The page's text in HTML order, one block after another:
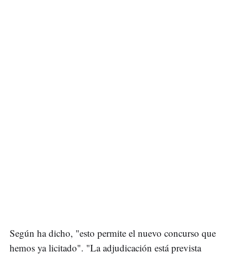
Según ha dicho, "esto permite el nuevo concurso que
hemos ya licitado". "La adjudicación está prevista